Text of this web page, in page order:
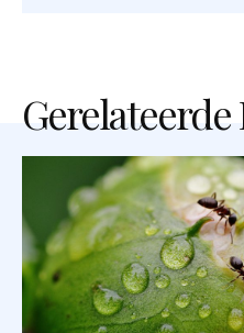
Gerelateerde